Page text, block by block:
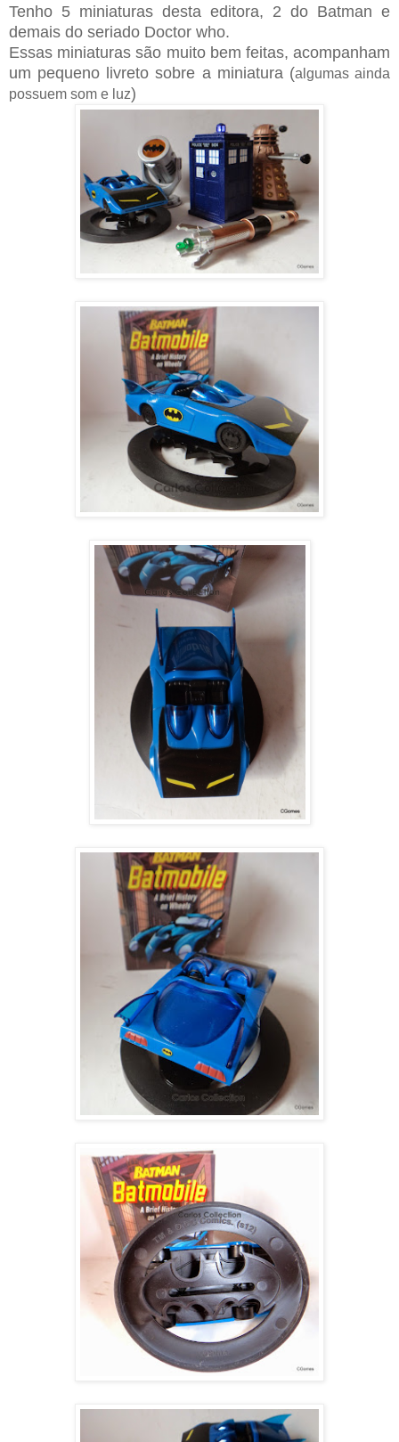
Tenho 5 miniaturas desta editora, 2 do Batman e
demais do seriado Doctor who.
Essas miniaturas são muito bem feitas, acompanham
um pequeno livreto sobre a miniatura (algumas ainda
possuem som e luz)